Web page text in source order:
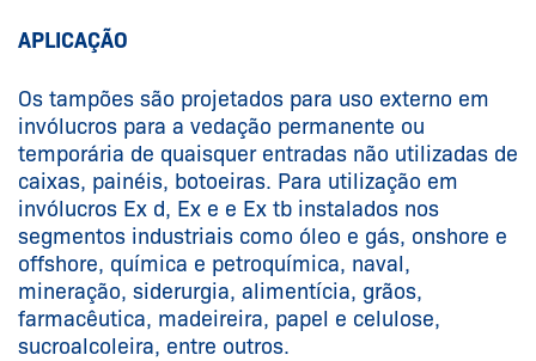
APLICAÇÃO
Os tampões são projetados para uso externo em
invólucros para a vedação permanente ou
temporária de quaisquer entradas não utilizadas de
caixas, painéis, botoeiras. Para utilização em
invólucros Ex d, Ex e e Ex tb instalados nos
segmentos industriais como óleo e gás, onshore e
offshore, química e petroquímica, naval,
mineração, siderurgia, alimentícia, grãos,
farmacêutica, madeireira, papel e celulose,
sucroalcoleira, entre outros.